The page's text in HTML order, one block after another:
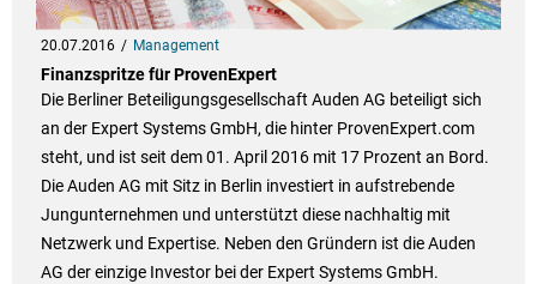
20.07.2016 Management
Finanzspritze für ProvenExpert
Die Berliner Beteiligungsgesellschaft Auden AG beteiligt sich
an der Expert Systems GmbH, die hinter ProvenExpert.com
steht, und ist seit dem 01. April 2016 mit 17 Prozent an Bord.
Die Auden AG mit Sitz in Berlin investiert in aufstrebende
Jungunternehmen und unterstützt diese nachhaltig mit
Netzwerk und Expertise. Neben den Gründern ist die Auden
AG der einzige Investor bei der Expert Systems GmbH.